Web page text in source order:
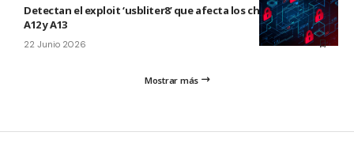
Detectan el exploit ‘usbliter8’ que afecta los chips de Apple
A12 y A13
22 Junio 2026
Mostrar más